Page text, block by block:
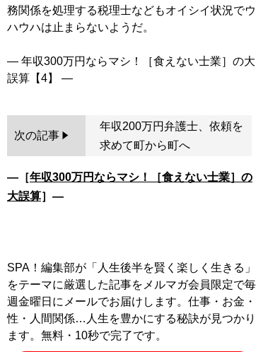
務関係を処理する税理士などもオイシイ状況でウ
ハウハは止まらないようだ。
― 年収300万円ならマシ！［食えない士業］の大
次の記事
年収200万円弁護士、依頼を
求めて町から町へ
―［年収300万円ならマシ！［食えない士業］の
大誤算］―
SPA！編集部が「人生後半を賢く楽しく生きる」
をテーマに厳選した記事をメルマガ会員限定で毎
週金曜日にメールでお届けします。仕事・お金・
性・人間関係…人生を豊かにする秘訣が見つかり
ます。無料・10秒で完了です。